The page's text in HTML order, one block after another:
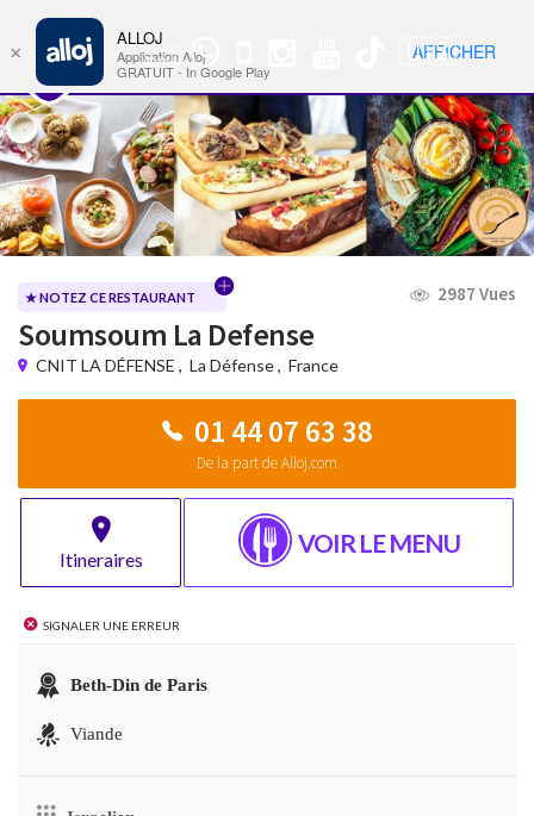
Groupe
WhatsApp
🇺🇸 Nav
★ NOTEZ CE RESTAURANT 2987 Vues
Soumsoum La Defense
CNIT LA DÉFENSE , La Défense, France
01 44 07 63 38
De la part de Alloj.com
Itineraires
VOIR LE MENU
Signaler une erreur
Beth-Din de Paris
Viande
×
ALLOJ
Application Alloj
GRATUIT - In Google Play
AFFICHER